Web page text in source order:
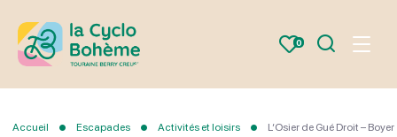
Bohème
0 Menu
Accueil Escapades Activités et loisirs
L’Osier de Gué Droit – Boyer